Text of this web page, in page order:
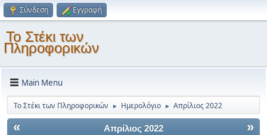
Σύνδεση Εγγραφή
Το Στέκι των
Πληροφορικών
Main Menu
Το Στέκι των Πληροφορικών ► Ημερολόγιο ► Απρίλιος 2022
« »
Απρίλιος 2022